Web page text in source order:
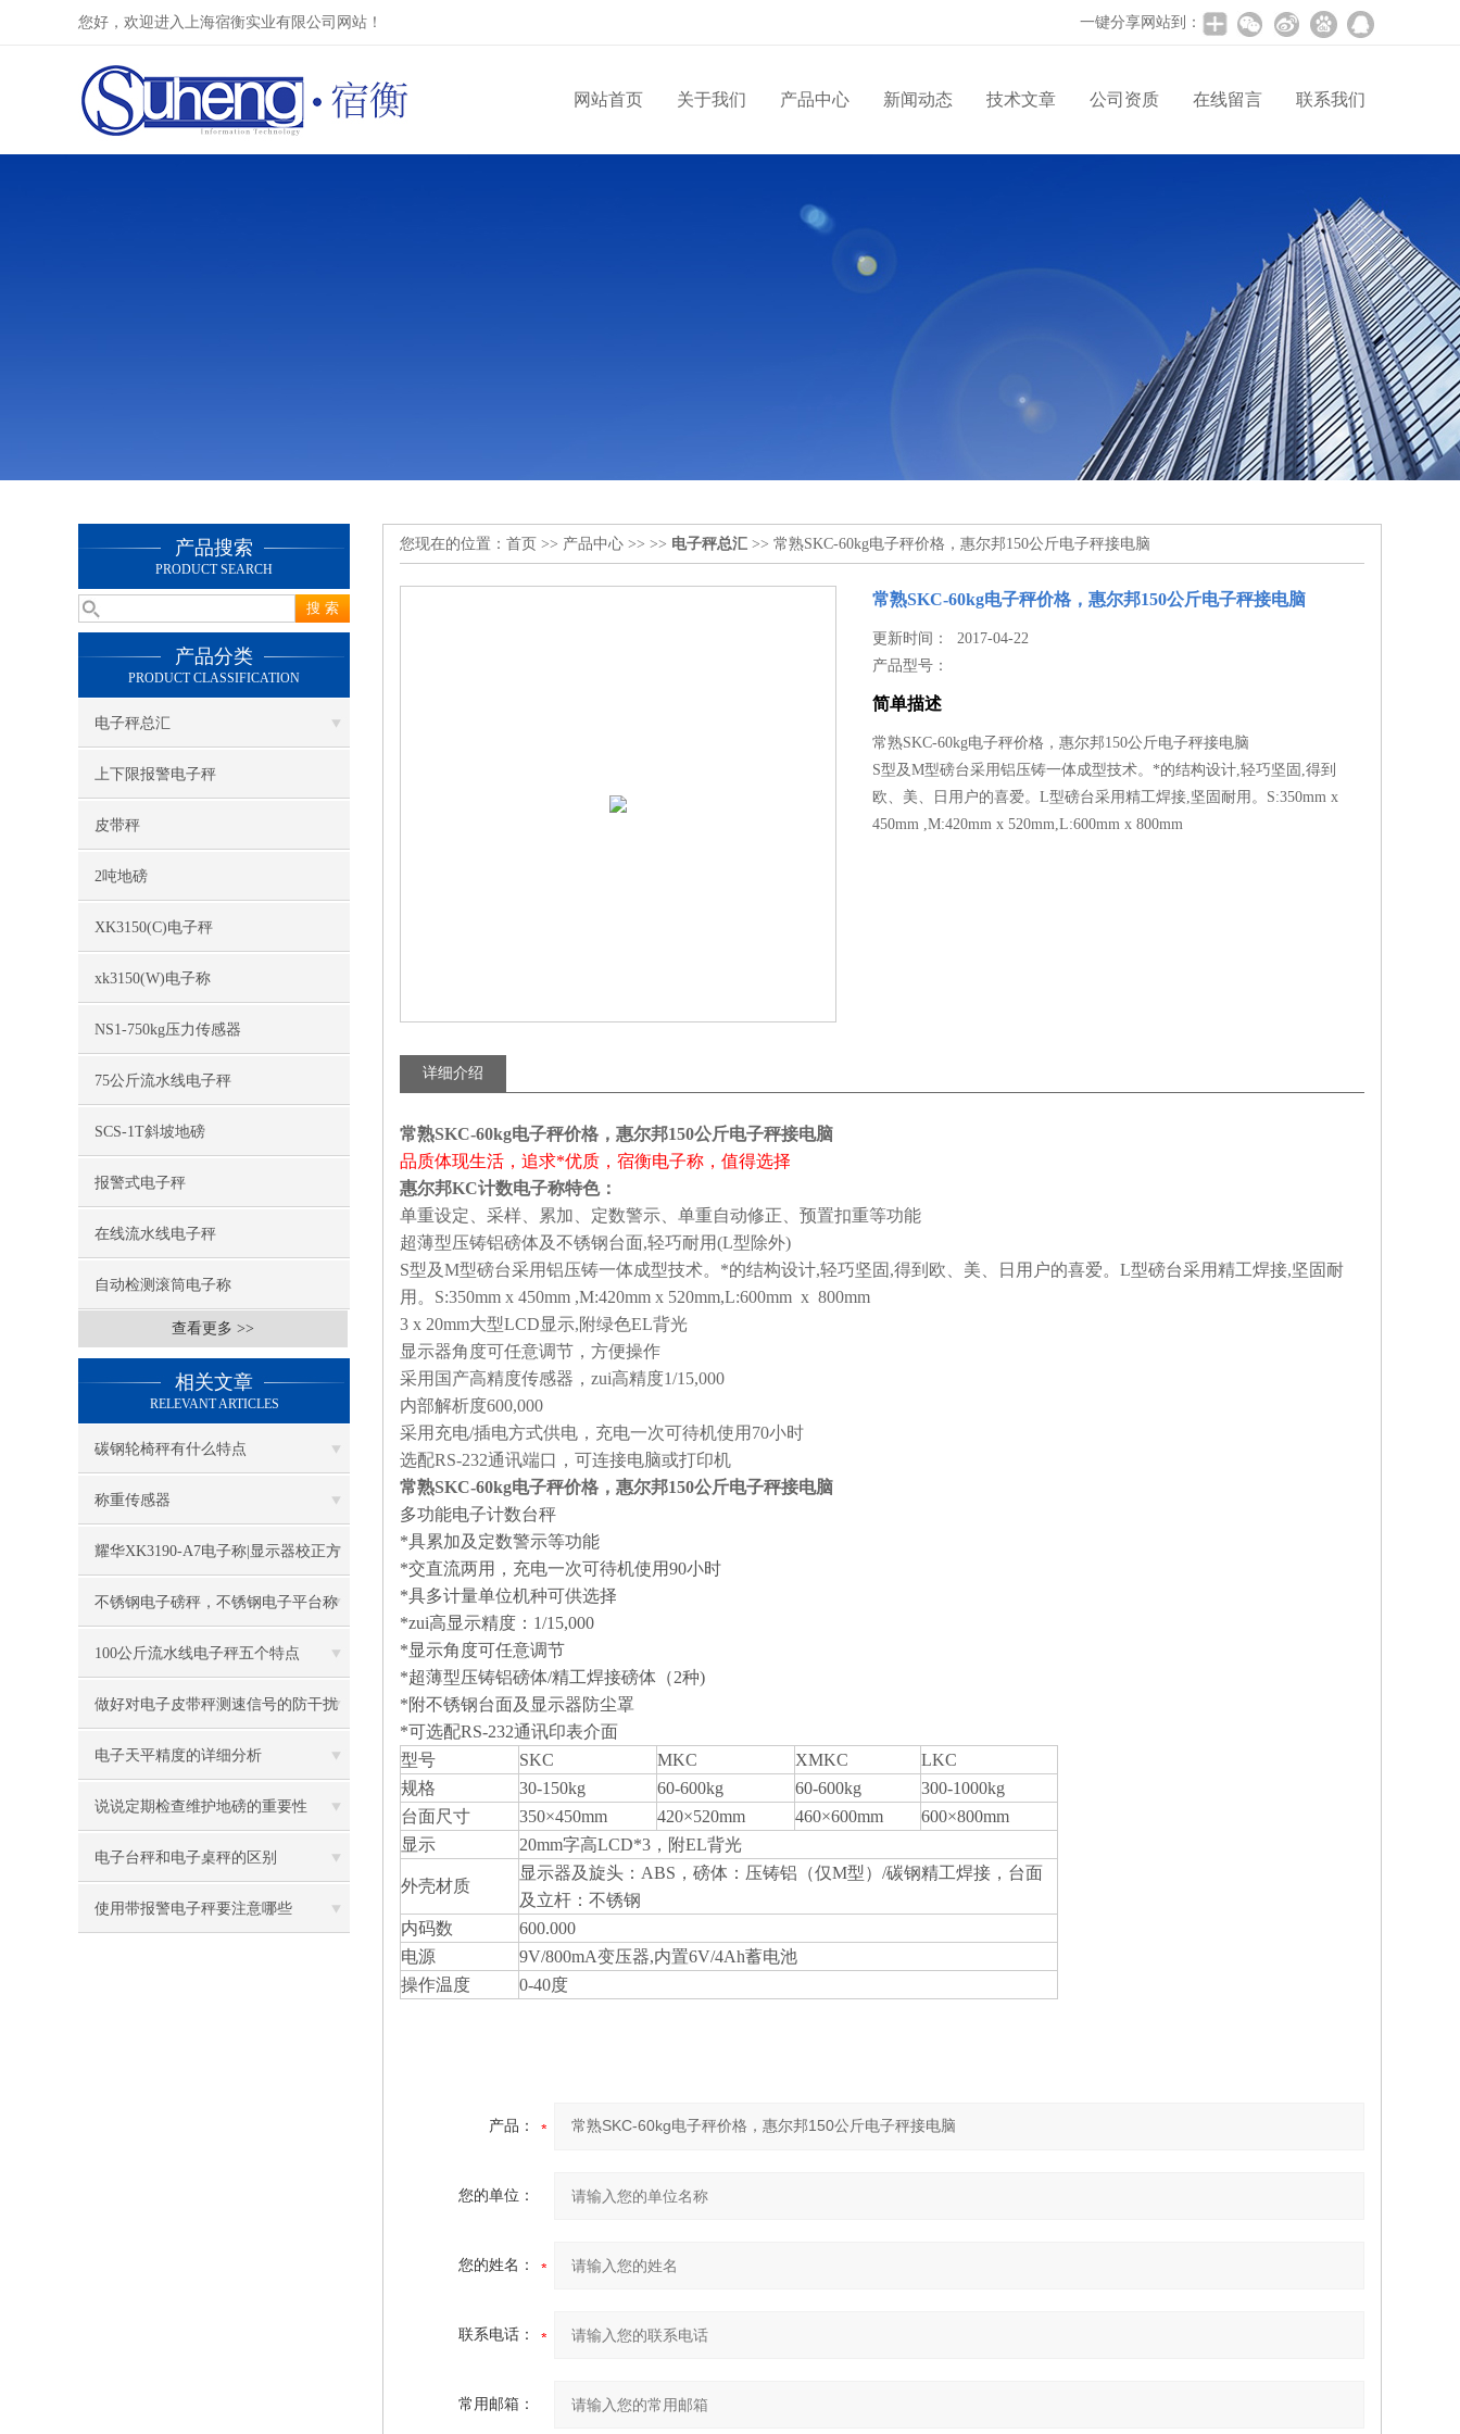
您好，欢迎进入上海宿衡实业有限公司网站！ 一键分享网站到：
网站首页 关于我们 产品中心 新闻动态 技术文章 公司资质 在线留言 联系我们
产品搜索
PRODUCT SEARCH
产品分类
PRODUCT CLASSIFICATION
电子秤总汇
上下限报警电子秤
皮带秤
2吨地磅
XK3150(C)电子秤
xk3150(W)电子称
NS1-750kg压力传感器
75公斤流水线电子秤
SCS-1T斜坡地磅
报警式电子秤
在线流水线电子秤
自动检测滚筒电子称
查看更多 >>
相关文章
RELEVANT ARTICLES
碳钢轮椅秤有什么特点
称重传感器
耀华XK3190-A7电子称|显示器校正方
法
不锈钢电子磅秤，不锈钢电子平台称
100公斤流水线电子秤五个特点
做好对电子皮带秤测速信号的防干扰
工作
电子天平精度的详细分析
说说定期检查维护地磅的重要性
电子台秤和电子桌秤的区别
使用带报警电子秤要注意哪些
您现在的位置： 首页 >> 产品中心 >> >> 电子秤总汇 >> 常熟SKC-60kg电子秤价格，惠尔邦150公斤电子秤接电脑
常熟SKC-60kg电子秤价格，惠尔邦150公斤电子秤接电脑
更新时间： 2017-04-22
产品型号：
简单描述
常熟SKC-60kg电子秤价格，惠尔邦150公斤电子秤接电脑
S型及M型磅台采用铝压铸一体成型技术。*的结构设计,轻巧坚固,得到
欧、美、日用户的喜爱。L型磅台采用精工焊接,坚固耐用。S:350mm x
450mm ,M:420mm x 520mm,L:600mm x 800mm
详细介绍
常熟SKC-60kg电子秤价格，惠尔邦150公斤电子秤接电脑
品质体现生活，追求*优质，宿衡电子称，值得选择
惠尔邦KC计数电子称特色：
单重设定、采样、累加、定数警示、单重自动修正、预置扣重等功能
超薄型压铸铝磅体及不锈钢台面,轻巧耐用(L型除外)
S型及M型磅台采用铝压铸一体成型技术。*的结构设计,轻巧坚固,得到欧、美、日用户的喜爱。L型磅台采用精工焊接,坚固耐
用。S:350mm x 450mm ,M:420mm x 520mm,L:600mm x 800mm
3 x 20mm大型LCD显示,附绿色EL背光
显示器角度可任意调节，方便操作
采用国产高精度传感器，zui高精度1/15,000
内部解析度600,000
采用充电/插电方式供电，充电一次可待机使用70小时
选配RS-232通讯端口，可连接电脑或打印机
常熟SKC-60kg电子秤价格，惠尔邦150公斤电子秤接电脑
多功能电子计数台秤
*具累加及定数警示等功能
*交直流两用，充电一次可待机使用90小时
*具多计量单位机种可供选择
*zui高显示精度：1/15,000
*显示角度可任意调节
*超薄型压铸铝磅体/精工焊接磅体（2种)
*附不锈钢台面及显示器防尘罩
*可选配RS-232通讯印表介面
型号
SKC MKC XMKC
LKC
规格
30-150kg 60-600kg 60-600kg
300-1000kg
台面尺寸
350×450mm 420×520mm 460×600mm
600×800mm
显示
20mm字高LCD*3，附EL背光
外壳材质
显示器及旋头：ABS，磅体：压铸铝（仅M型）/碳钢精工焊接，台面
及立杆：不锈钢
内码数
600.000
电源
9V/800mA变压器,内置6V/4Ah蓄电池
操作温度
0-40度
产品：
您的单位：
您的姓名：
联系电话：
常用邮箱：